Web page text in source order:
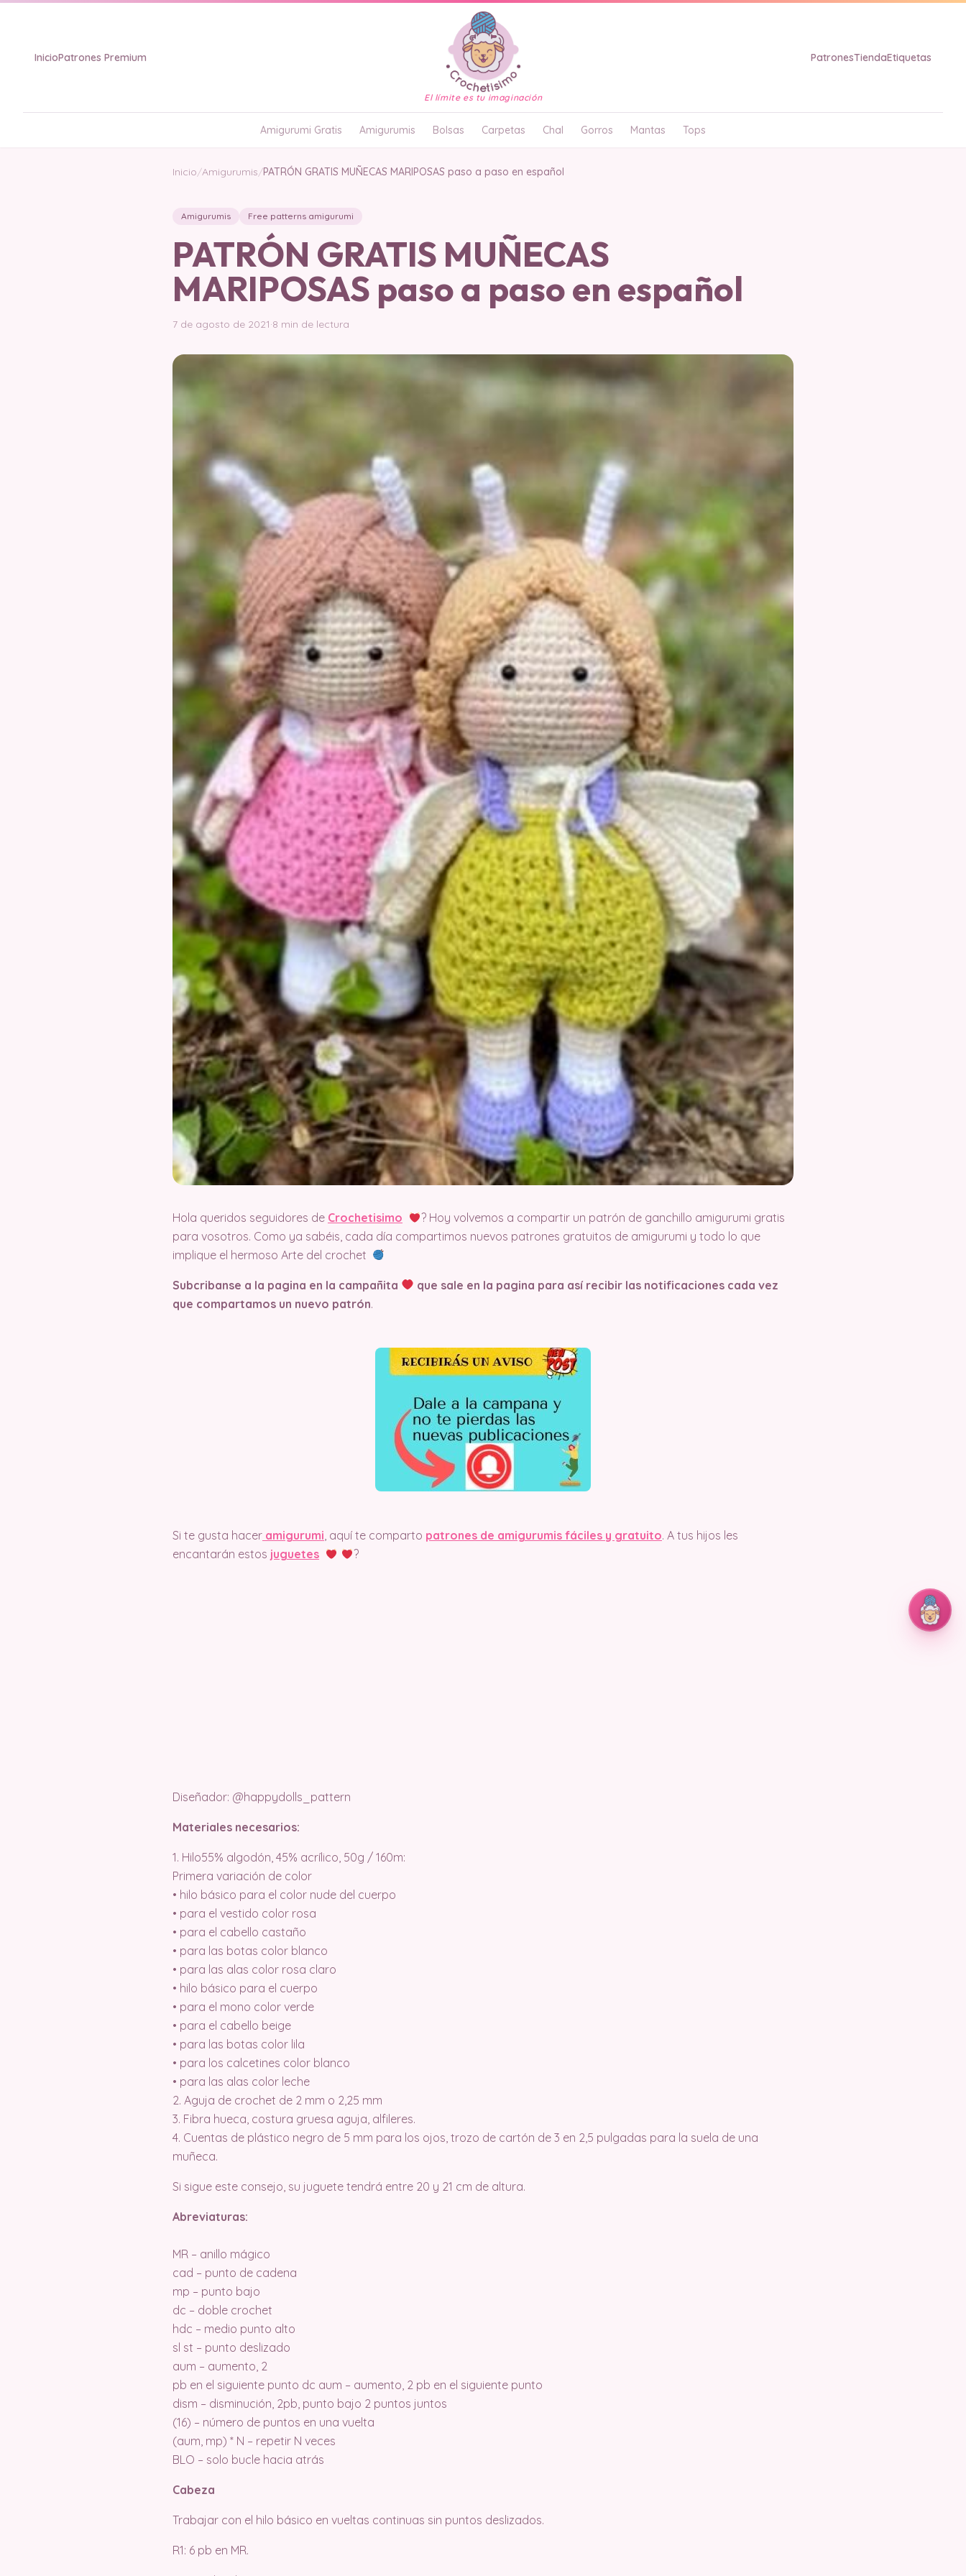
InicioPatrones Premium
El límite es tu imaginación
PatronesTiendaEtiquetas
Amigurumi Gratis Amigurumis Bolsas Carpetas Chal Gorros Mantas Tops
Inicio/Amigurumis/PATRÓN GRATIS MUÑECAS MARIPOSAS paso a paso en español
Amigurumis Free patterns amigurumi
PATRÓN GRATIS MUÑECAS
MARIPOSAS paso a paso en español
7 de agosto de 2021·8 min de lectura
Hola queridos seguidores de Crochetisimo
? Hoy volvemos a compartir un patrón de ganchillo amigurumi gratis
para vosotros. Como ya sabéis, cada día compartimos nuevos patrones gratuitos de amigurumi y todo lo que
implique el hermoso Arte del crochet
Subcribanse a la pagina en la campañita que sale en la pagina para así recibir las notificaciones cada vez
que compartamos un nuevo patrón.
Si te gusta hacer amigurumi , aquí te comparto patrones de amigurumis fáciles y gratuito. A tus hijos les
encantarán estos juguetes ?
Diseñador: @happydolls_pattern
Materiales necesarios:
1. Hilo55% algodón, 45% acrílico, 50g / 160m:
Primera variación de color
• hilo básico para el color nude del cuerpo
• para el vestido color rosa
• para el cabello castaño
• para las botas color blanco
• para las alas color rosa claro
• hilo básico para el cuerpo
• para el mono color verde
• para el cabello beige
• para las botas color lila
• para los calcetines color blanco
• para las alas color leche
2. Aguja de crochet de 2 mm o 2,25 mm
3. Fibra hueca, costura gruesa aguja, alfileres.
4. Cuentas de plástico negro de 5 mm para los ojos, trozo de cartón de 3 en 2,5 pulgadas para la suela de una
muñeca.
Si sigue este consejo, su juguete tendrá entre 20 y 21 cm de altura.
Abreviaturas:
MR – anillo mágico
cad – punto de cadena
mp – punto bajo
dc – doble crochet
hdc – medio punto alto
sl st – punto deslizado
aum – aumento, 2
pb en el siguiente punto dc aum – aumento, 2 pb en el siguiente punto
dism – disminución, 2pb, punto bajo 2 puntos juntos
(16) – número de puntos en una vuelta
(aum, mp) * N – repetir N veces
BLO – solo bucle hacia atrás
Cabeza
Trabajar con el hilo básico en vueltas continuas sin puntos deslizados.
R1: 6 pb en MR.